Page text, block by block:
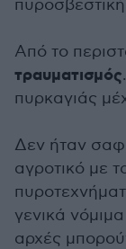
Από το
τραυματισμός
πυρκαγιάς
Δεν ήταν
αγροτικό με
γενικά
αρχές